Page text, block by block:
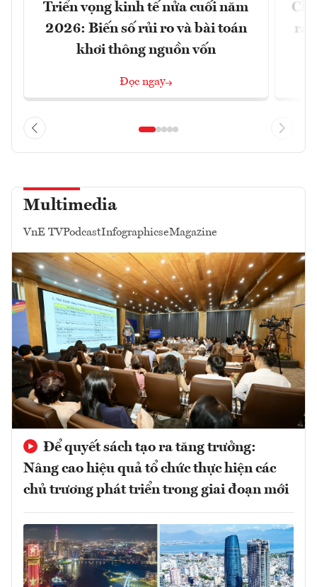
Triển vọng kinh tế nửa cuối năm
2026: Biến số rủi ro và bài toán
khơi thông nguồn vốn
Đọc ngay
ra
Multimedia
VnE TVPodcastInfographicseMagazine
Để quyết sách tạo ra tăng trưởng:
Nâng cao hiệu quả tổ chức thực hiện các
chủ trương phát triển trong giai đoạn mới